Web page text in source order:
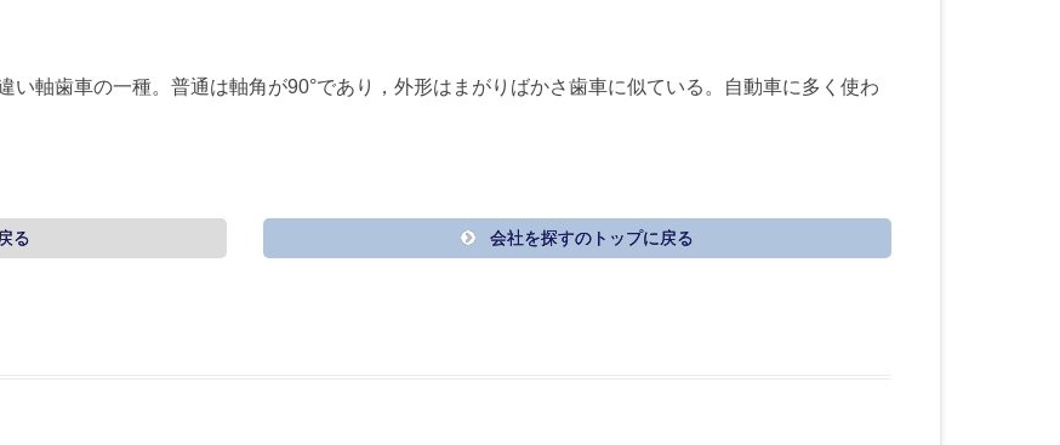
い軸歯車の一種。普通は軸角が90°であり，外形はまがりばかさ歯車に似ている。自動車に多く使わ
る 会社を探すのトップに戻る